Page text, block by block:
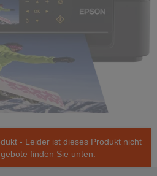
- Leider ist dieses Produkt nicht
finden Sie unten.